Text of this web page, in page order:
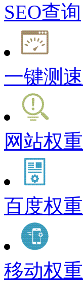
SEO查询
一键测速
网站权重
百度权重
移动权重